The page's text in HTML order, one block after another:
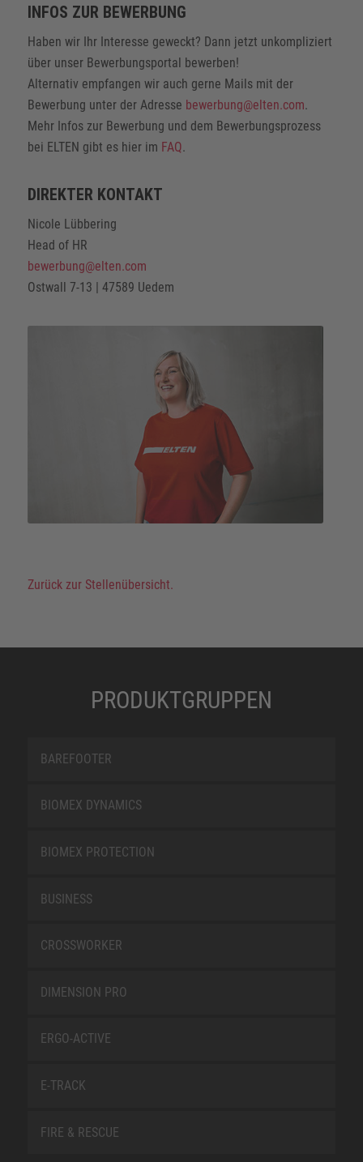
INFOS ZUR BEWERBUNG
Haben wir Ihr Interesse geweckt? Dann jetzt unkompliziert
über unser Bewerbungsportal bewerben!
Alternativ empfangen wir auch gerne Mails mit der
Bewerbung unter der Adresse bewerbung@elten.com.
Mehr Infos zur Bewerbung und dem Bewerbungsprozess
bei ELTEN gibt es hier im FAQ.
DIREKTER KONTAKT
Nicole Lübbering
Head of HR
bewerbung@elten.com
Ostwall 7-13 | 47589 Uedem
Zurück zur Stellenübersicht.
PRODUKTGRUPPEN
BAREFOOTER
BIOMEX DYNAMICS
BIOMEX PROTECTION
BUSINESS
CROSSWORKER
DIMENSION PRO
ERGO-ACTIVE
E-TRACK
FIRE & RESCUE